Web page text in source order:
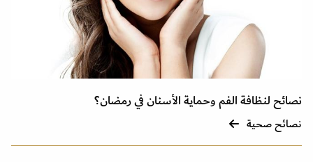
نصائح لنظافة الفم وحماية الأسنان في رمضان؟
نصائح صحية